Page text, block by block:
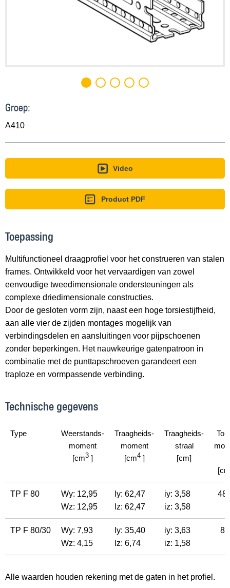
Groep:
A410
Video
Product PDF
Toepassing
Multifunctioneel draagprofiel voor het construeren van stalen
frames. Ontwikkeld voor het vervaardigen van zowel
eenvoudige tweedimensionale ondersteuningen als
complexe driedimensionale constructies.
Door de gesloten vorm zijn, naast een hoge torsiestijfheid,
aan alle vier de zijden montages mogelijk van
verbindingsdelen en aansluitingen voor pijpschoenen
zonder beperkingen. Het nauwkeurige gatenpatroon in
combinatie met de punttapschroeven garandeert een
traploze en vormpassende verbinding.
Technische gegevens
Type
Weerstands-
moment
[cm3 ]
Traagheids-
moment
[cm4]
Traagheids-
straal
[cm]
[cm
TP F 80
Wy: 12,95
Wz: 12,95
ly: 62,47
lz: 62,47
iy: 3,58
iz: 3,58
TP F 80/30
Wy: 7,93
Wz: 4,15
ly: 35,40
lz: 6,74
iy: 3,63
iz: 1,58
Alle waarden houden rekening met de gaten in het profiel.